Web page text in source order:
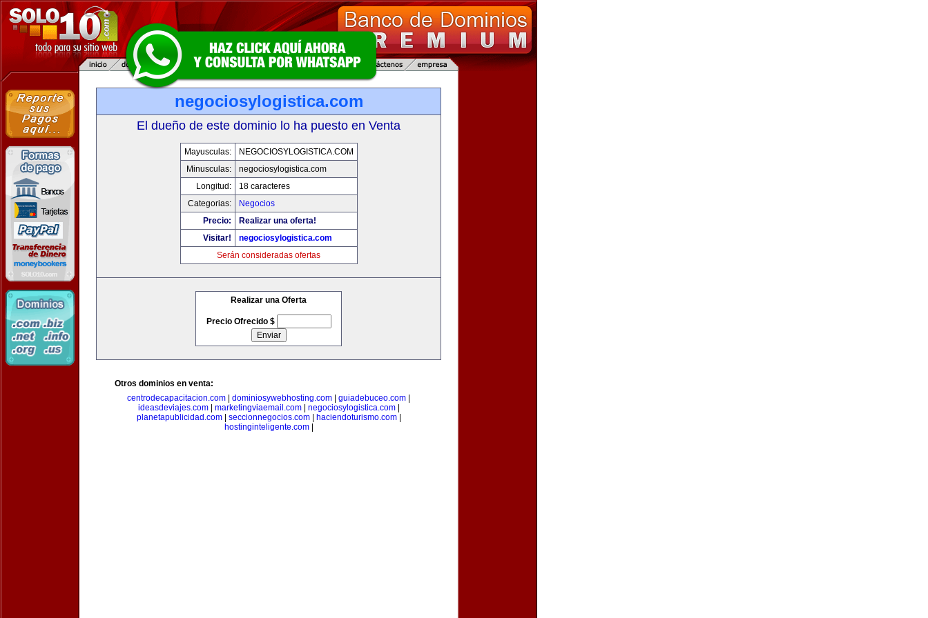
negociosylogistica.com
El dueño de este dominio lo ha puesto en Venta
Mayusculas:
NEGOCIOSYLOGISTICA.COM
Minusculas:
negociosylogistica.com
Longitud:
18 caracteres
Categorias:
Negocios
Precio:
Realizar una oferta!
Visitar!
negociosylogistica.com
Serán consideradas ofertas
Realizar una Oferta
Precio Ofrecido $
Otros dominios en venta:
centrodecapacitacion.com
dominiosywebhosting.com guiadebuceo.com
ideasdeviajes.com| marketingviaemail.com| negociosylogistica.com|
planetapublicidad.com| seccionnegocios.com| haciendoturismo.com|
hostinginteligente.com|